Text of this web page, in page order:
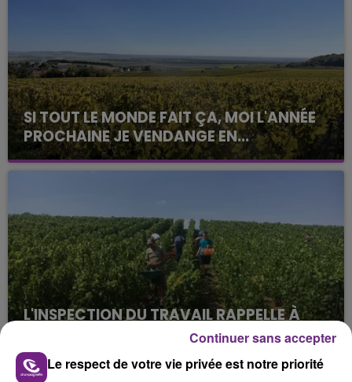
SI TOUT LE MONDE FAIT ÇA, MOI L'ANNÉE
PROCHAINE JE VENDANGE EN...
La vendange en Champagne a débuté ce jeudi 6
août dans la commune de Montgueux (Aube). Du
L'INSPECTION DU TRAVAIL RAPPELLE À
L'ORDRE SUR LES CONDITIONS DE...
Alors que les dates de début des vendange 2026
s'est avéré être plus précoce que prévu,
Le respect de votre vie privée est notre priorité
Continuer sans accepter